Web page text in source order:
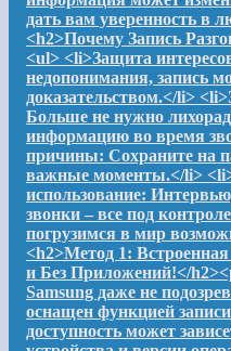
дать вам уверенность в
<h2>Почему Запись
<ul> <li>Защита
недопонимания, запись
доказательством.</li>
Больше не нужно
информацию во время
причины: Сохраните на
важные моменты.</li>
использование:
звонки – все под
погрузимся в мир
<h2>Метод 1:
и Без Приложений!</
Samsung даже не
оснащен функцией
доступность может